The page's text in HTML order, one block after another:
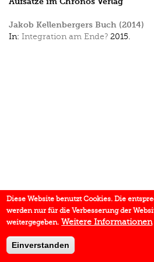
Jakob Kellenbergers Buch (2014)
In: Integration am Ende? 2015.
Diese Website benutzt Cookies. Die
werden nur für die Verbesserung der
weitergegeben. Weitere Informationen
Einverstanden